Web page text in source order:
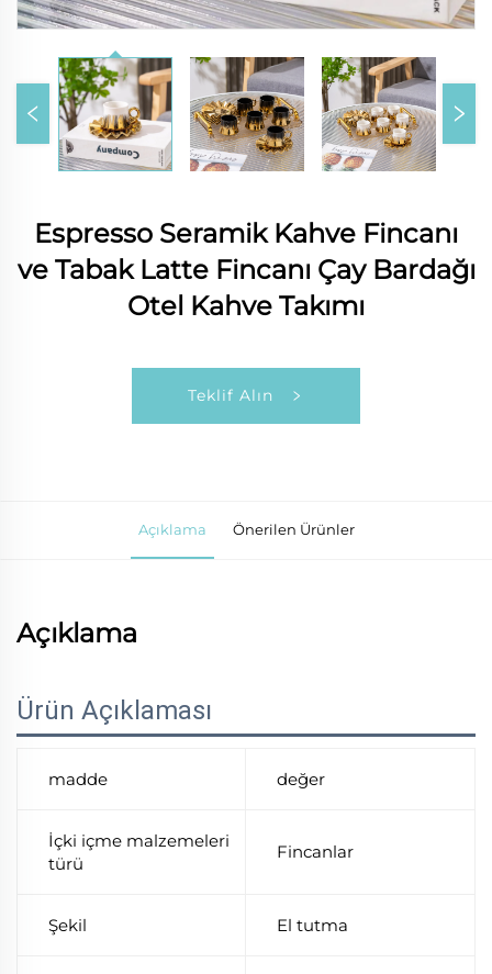
Espresso Seramik Kahve Fincanı
ve Tabak Latte Fincanı Çay Bardağı
Otel Kahve Takımı
Teklif Alın
Açıklama Önerilen Ürünler
Açıklama
Ürün Açıklaması
madde değer
İçki içme malzemeleri
türü
Fincanlar
Şekil El tutma